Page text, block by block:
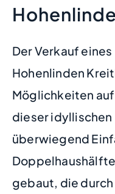
Der Verkauf
Hohenlinden
Möglichkeiten
dieser idyllischen
überwiegend
gebaut, die